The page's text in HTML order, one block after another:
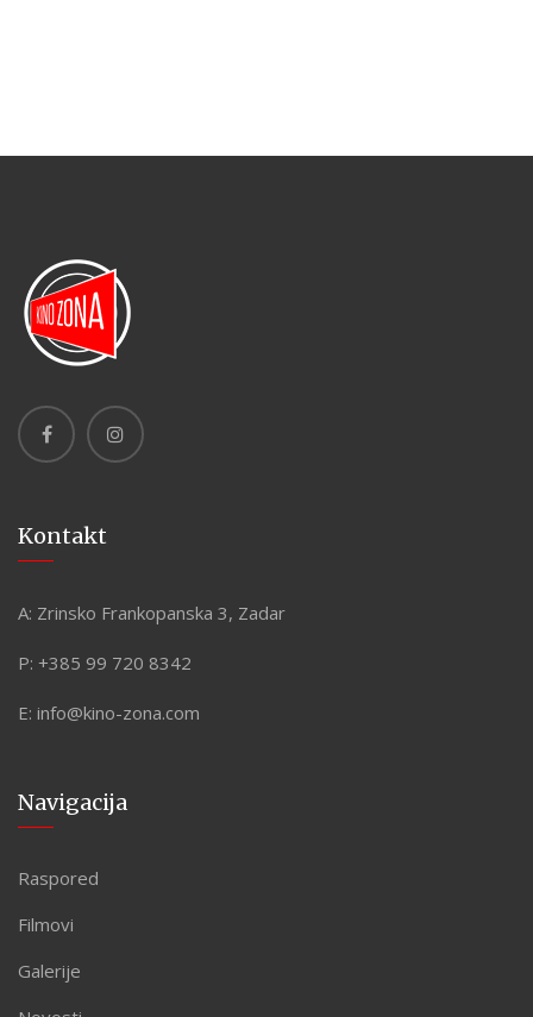
Kontakt
A: Zrinsko Frankopanska 3, Zadar
P: +385 99 720 8342
E: info@kino-zona.com
Navigacija
Raspored
Filmovi
Galerije